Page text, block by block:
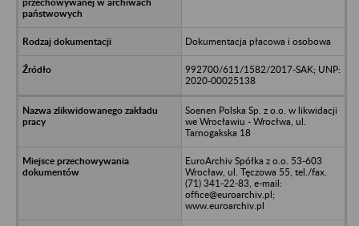
Dokumentacja płacowa i osobowa
992700/611/1582/2017-SAK; UNP:
2020-00025138
Soenen Polska Sp. z o.o. w likwidacji
we Wrocławiu - Wrocłwa, ul.
Tarnogakska 18
EuroArchiv Spółka z o.o. 53-603
Wrocław, ul. Tęczowa 55, tel./fax.
(71) 341-22-83, e-mail:
office@euroarchiv.pl;
www.euroarchiv.pl